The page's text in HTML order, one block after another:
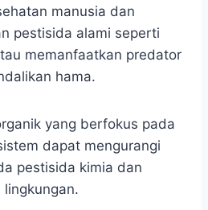
manusia dan
pestisida alami seperti
memanfaatkan predator
hama.
yang berfokus pada
dapat mengurangi
pestisida kimia dan
lingkungan.